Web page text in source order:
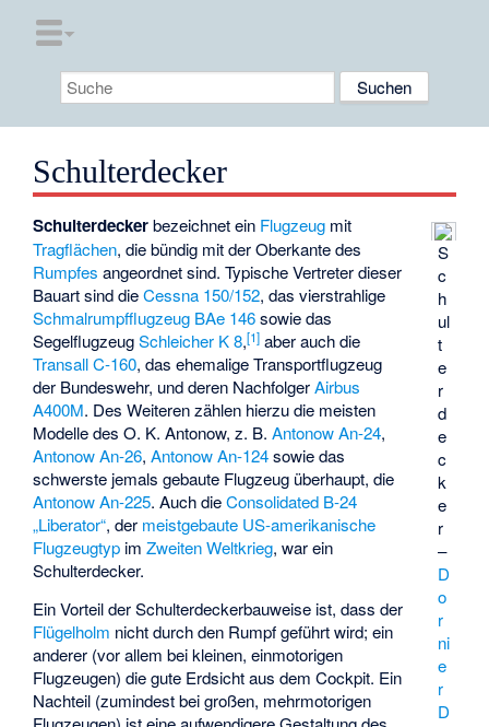
Schulterdecker
S
c
h
ul
t
e
r
d
e
c
k
e
r
–
D
o
r
ni
e
r
D
Schulterdeckerbezeichnet ein Flugzeug mit
Tragflächen, die bündig mit der Oberkante des
Rumpfes angeordnet sind. Typische Vertreter dieser
Bauart sind dieCessna 150/152, das vierstrahlige
Schmalrumpfflugzeug BAe 146sowie das
SegelflugzeugSchleicher K 8,[1] aber auch die
Transall C-160, das ehemalige Transportflugzeug
der Bundeswehr, und deren NachfolgerAirbus
A400M. Des Weiteren zählen hierzu die meisten
Modelle desO. K. Antonow, z. B.Antonow An-24,
Antonow An-26,Antonow An-124sowie das
schwerste jemals gebaute Flugzeug überhaupt, die
Antonow An-225. Auch dieConsolidated B-24
„Liberator“, der meistgebaute US-amerikanische
Flugzeugtyp imZweiten Weltkrieg, war ein
Schulterdecker.
Ein Vorteil der Schulterdeckerbauweise ist, dass der
Flügelholm nicht durch den Rumpf geführt wird; ein
anderer (vor allem bei kleinen, einmotorigen
Flugzeugen) die gute Erdsicht aus dem Cockpit. Ein
Nachteil (zumindest bei großen, mehrmotorigen